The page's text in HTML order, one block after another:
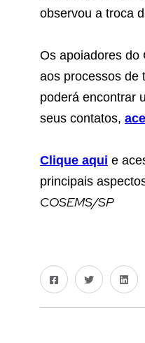
observou a troca
Os apoiadores do
aos processos de
poderá encontrar
seus contatos,
Clique aqui e
principais
COSEMS/SP